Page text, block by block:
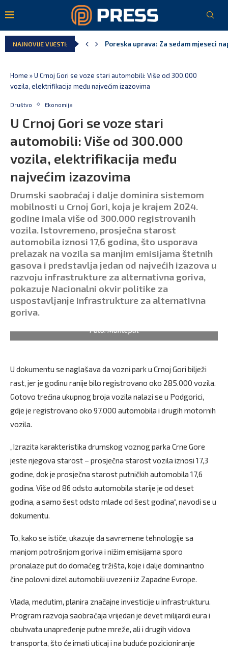
NAJNOVIJE VIJESTI:
Laković: Crna Gora nije dobila
Home »U Crnoj Gori se voze stari automobili: Više od 300.000
vozila, elektrifikacija među najvećim izazovima
Društvo Ekonomija
U Crnoj Gori se voze stari
automobili: Više od 300.000
vozila, elektrifikacija među
najvećim izazovima
Drumski saobraćaj i dalje dominira sistemom
mobilnosti u Crnoj Gori, koja je krajem 2024.
godine imala više od 300.000 registrovanih
vozila. Istovremeno, prosječna starost
automobila iznosi 17,6 godina, što usporava
prelazak na vozila sa manjim emisijama štetnih
gasova i predstavlja jedan od najvećih izazova u
razvoju infrastrukture za alternativna goriva,
pokazuje Nacionalni okvir politike za
uspostavljanje infrastrukture za alternativna
goriva.
Foto: Monteput
U dokumentu se naglašava da vozni park u Crnoj Gori bilježi
rast, jer je godinu ranije bilo registrovano oko 285.000 vozila.
Gotovo trećina ukupnog broja vozila nalazi se u Podgorici,
gdje je registrovano oko 97.000 automobila i drugih motornih
vozila.
„Izrazita karakteristika drumskog voznog parka Crne Gore
jeste njegova starost – prosječna starost vozila iznosi 17,3
godine, dok je prosječna starost putničkih automobila 17,6
godina. Više od 86 odsto automobila starije je od deset
godina, a samo šest odsto mlađe od šest godina“, navodi se u
dokumentu.
To, kako se ističe, ukazuje da savremene tehnologije sa
manjom potrošnjom goriva i nižim emisijama sporo
pronalaze put do domaćeg tržišta, koje i dalje dominantno
čine polovni dizel automobili uvezeni iz Zapadne Evrope.
Vlada, međutim, planira značajne investicije u infrastrukturu.
Program razvoja saobraćaja vrijedan je devet milijardi eura i
obuhvata unapređenje putne mreže, ali i drugih vidova
transporta, što će imati uticaj i na buduće pozicioniranje